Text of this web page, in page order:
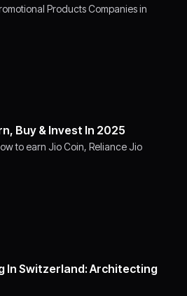
Products Companies in
Buy & Invest In 2025
to earn Jio Coin, Reliance Jio
In Switzerland: Architecting